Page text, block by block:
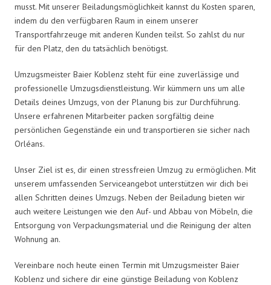
musst. Mit unserer Beiladungsmöglichkeit kannst du Kosten sparen,
indem du den verfügbaren Raum in einem unserer
Transportfahrzeuge mit anderen Kunden teilst. So zahlst du nur
für den Platz, den du tatsächlich benötigst.
Umzugsmeister Baier Koblenz steht für eine zuverlässige und
professionelle Umzugsdienstleistung. Wir kümmern uns um alle
Details deines Umzugs, von der Planung bis zur Durchführung.
Unsere erfahrenen Mitarbeiter packen sorgfältig deine
persönlichen Gegenstände ein und transportieren sie sicher nach
Orléans.
Unser Ziel ist es, dir einen stressfreien Umzug zu ermöglichen. Mit
unserem umfassenden Serviceangebot unterstützen wir dich bei
allen Schritten deines Umzugs. Neben der Beiladung bieten wir
auch weitere Leistungen wie den Auf- und Abbau von Möbeln, die
Entsorgung von Verpackungsmaterial und die Reinigung der alten
Wohnung an.
Vereinbare noch heute einen Termin mit Umzugsmeister Baier
Koblenz und sichere dir eine günstige Beiladung von Koblenz